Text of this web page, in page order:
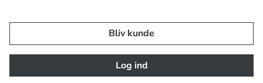
Bliv kunde
Log ind